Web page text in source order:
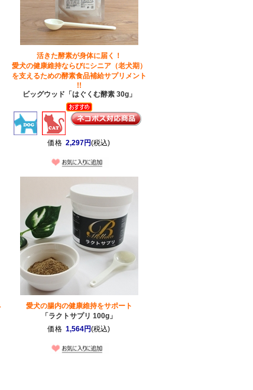
活きた酵素が身体に届く！
愛犬の健康維持ならびにシニア（老犬期）
を支えるための酵素食品補給サプリメント
!!
ビッグウッド「はぐくむ酵素 30g」
価格 2,297円(税込)
愛犬の腸内の健康維持をサポート
「ラクトサプリ 100g」
価格 1,564円(税込)